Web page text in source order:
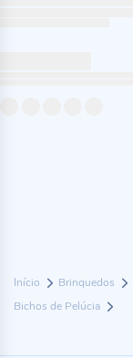
Início Brinquedos
Bichos de Pelúcia